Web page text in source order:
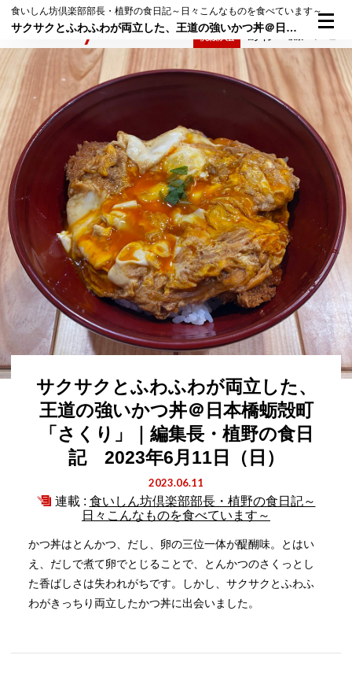
食いしん坊倶楽部部長・植野の食日記～日々こんなものを食べています～
サクサクとふわふわが両立した、王道の強いかつ丼＠日本橋蛎殻町「さくり」｜編集長・植野の食日記 2023年6月11日（日）
サクサクとふわふわが両立した、
王道の強いかつ丼＠日本橋蛎殻町
「さくり」｜編集長・植野の食日
記 2023年6月11日（日）
2023.06.11
連載 : 食いしん坊倶楽部部長・植野の食日記～
日々こんなものを食べています～
かつ丼はとんかつ、だし、卵の三位一体が醍醐味。とはい
え、だしで煮て卵でとじることで、とんかつのさくっとし
た香ばしさは失われがちです。しかし、サクサクとふわふ
わがきっちり両立したかつ丼に出会いました。